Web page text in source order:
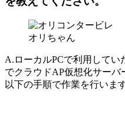
オリちゃん
A.ローカルPCで利用して
でクラウドAP仮想化サーバ
以下の手順で作業を行います